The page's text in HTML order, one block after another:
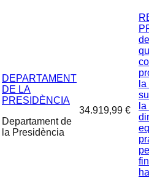
DEPARTAMENT
DE LA
PRESIDÈNCIA
Departament de
la Presidència
34.919,99 €